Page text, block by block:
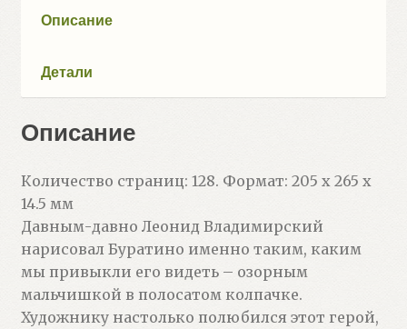
Описание
Детали
Описание
Количество страниц: 128. Формат: 205 х 265 x
14.5 мм
Давным-давно Леонид Владимирский
нарисовал Буратино именно таким, каким
мы привыкли его видеть – озорным
мальчишкой в полосатом колпачке.
Художнику настолько полюбился этот герой,